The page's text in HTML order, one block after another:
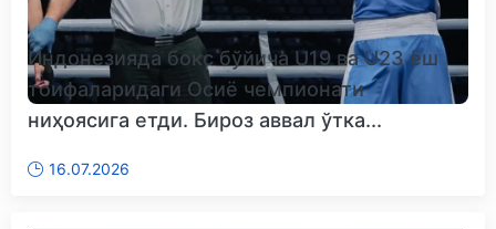
Индонезияда бокс бўйича U19 ва U23 ёш
тоифаларидаги Осиё чемпионати
ниҳоясига етди. Бироз аввал ўтка...
16.07.2026